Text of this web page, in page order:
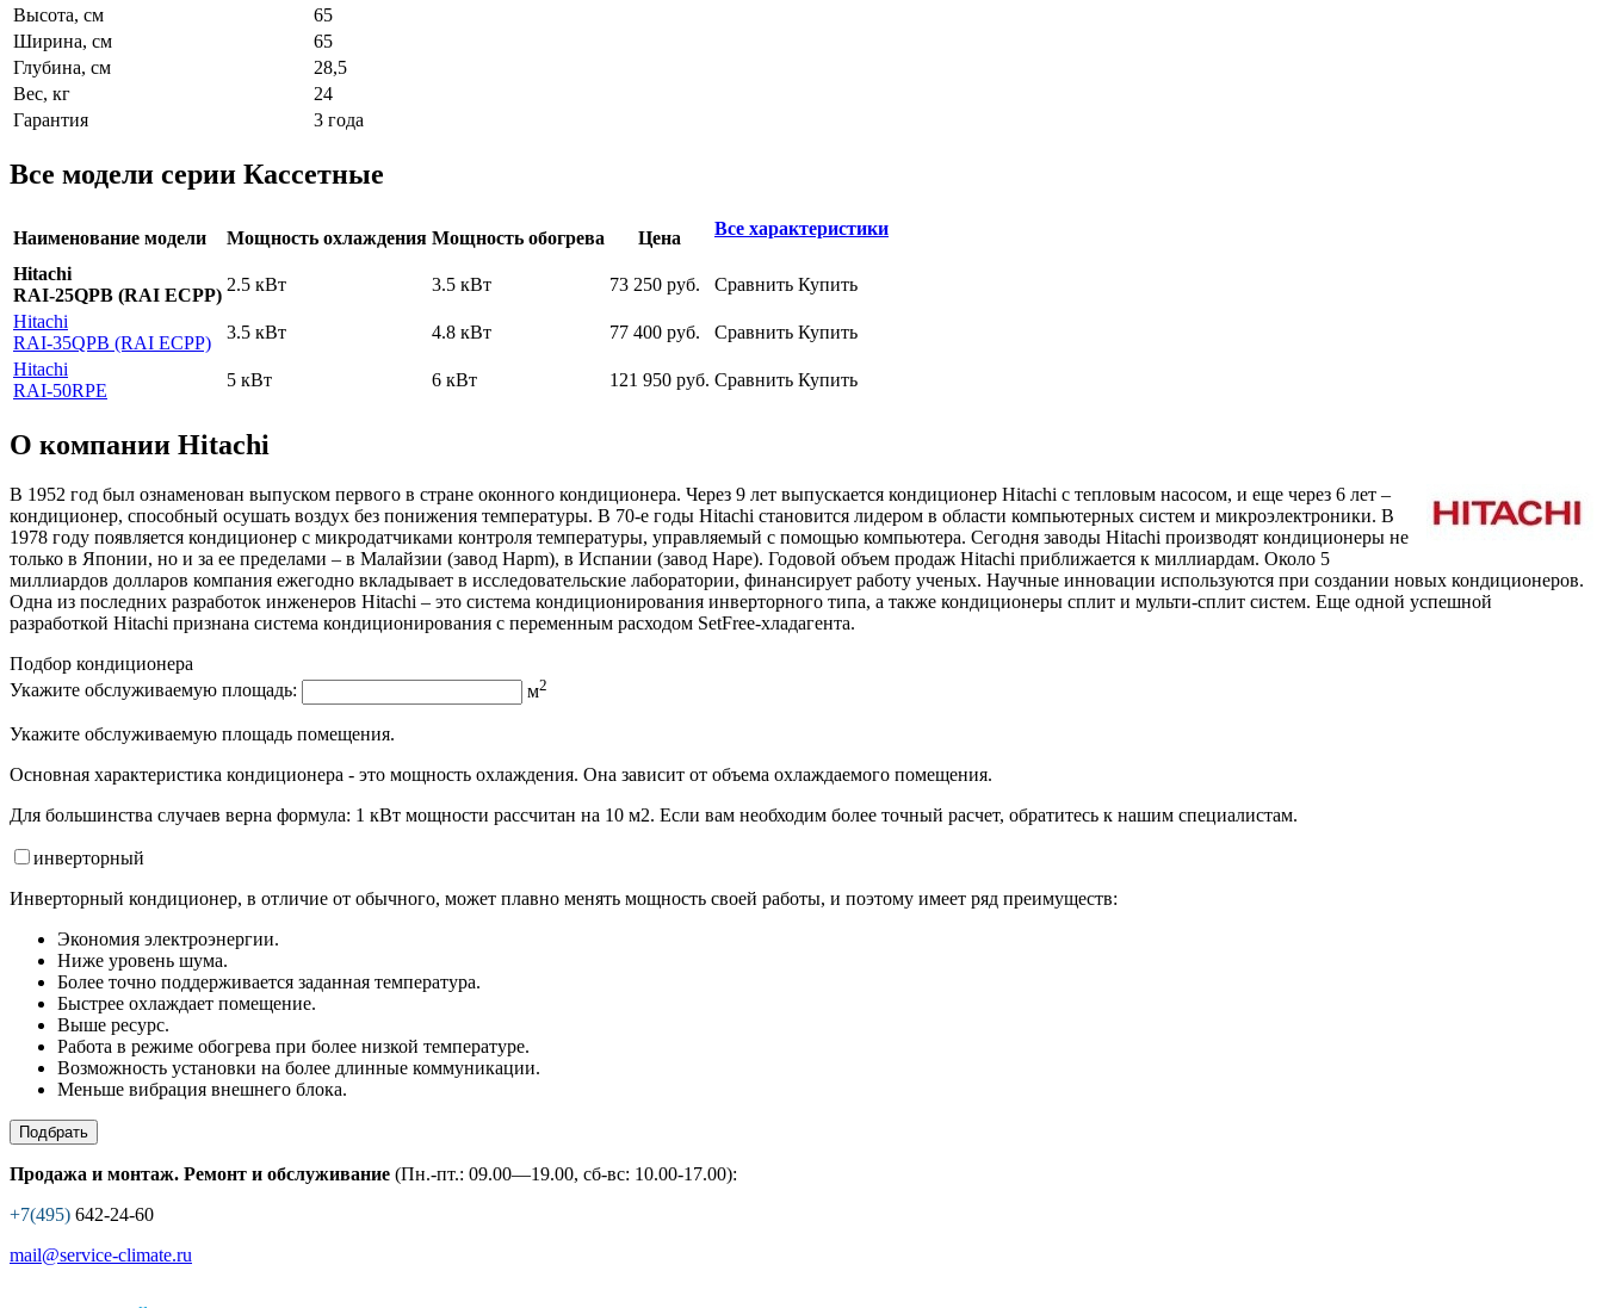
Высота, см
65
Ширина, см
65
Глубина, см
28,5
Вес, кг
24
Гарантия
3 года
Все модели серии Кассетные
Наименование модели Мощность охлаждения Мощность обогрева Цена Все характеристики
Hitachi
RAI-25QPB (RAI ECPP)
2.5 кВт 3.5 кВт 73 250 руб. Сравнить Купить
Hitachi
RAI-35QPB (RAI ECPP)
3.5 кВт 4.8 кВт 77 400 руб. Сравнить Купить
Hitachi
RAI-50RPE
5 кВт 6 кВт 121 950 руб. Сравнить Купить
О компании Hitachi
В 1952 год был ознаменован выпуском первого в стране оконного кондиционера. Через 9 лет выпускается кондиционер Hitachi с тепловым насосом, и еще через 6 лет –
кондиционер, способный осушать воздух без понижения температуры. В 70-е годы Hitachi становится лидером в области компьютерных систем и микроэлектроники. В
1978 году появляется кондиционер с микродатчиками контроля температуры, управляемый с помощью компьютера. Сегодня заводы Hitachi производят кондиционеры не
только в Японии, но и за ее пределами – в Малайзии (завод Hapm), в Испании (завод Hape). Годовой объем продаж Hitachi приближается к миллиардам. Около 5
миллиардов долларов компания ежегодно вкладывает в исследовательские лаборатории, финансирует работу ученых. Научные инновации используются при создании новых кондиционеров.
Одна из последних разработок инженеров Hitachi – это система кондиционирования инверторного типа, а также кондиционеры сплит и мульти-сплит систем. Еще одной успешной
разработкой Hitachi признана система кондиционирования с переменным расходом SetFree-хладагента.
Подбор кондиционера
Укажите обслуживаемую площадь:
м2
Укажите обслуживаемую площадь помещения.
Основная характеристика кондиционера - это мощность охлаждения. Она зависит от объема охлаждаемого помещения.
Для большинства случаев верна формула: 1 кВт мощности рассчитан на 10 м2. Если вам необходим более точный расчет, обратитесь к нашим специалистам.
инверторный
Инверторный кондиционер, в отличие от обычного, может плавно менять мощность своей работы, и поэтому имеет ряд преимуществ:
Экономия электроэнергии.
Ниже уровень шума.
Более точно поддерживается заданная температура.
Быстрее охлаждает помещение.
Выше ресурс.
Работа в режиме обогрева при более низкой температуре.
Возможность установки на более длинные коммуникации.
Меньше вибрация внешнего блока.
Подбрать
Продажа и монтаж. Ремонт и обслуживание (Пн.-пт.: 09.00—19.00, сб-вс: 10.00-17.00):
+7(495) 642-24-60
mail@service-climate.ru